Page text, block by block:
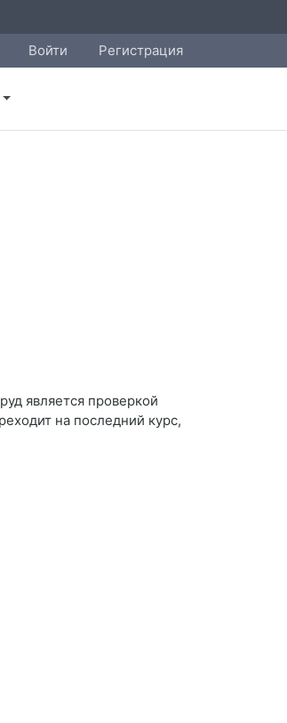
Войти Регистрация
является проверкой
на последний курс,